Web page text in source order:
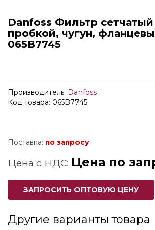
Danfoss Фильтр сетчатый
пробкой, чугун,
065B7745
Производитель: Danfoss
Код товара: 065B7745
Поставка: по запросу
Цена с НДС: Цена по
ЗАПРОСИТЬ ОПТОВУЮ ЦЕНУ
Другие варианты товара